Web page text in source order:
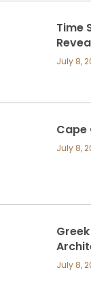
Time
July 8,
Cape
July 8,
July 8,